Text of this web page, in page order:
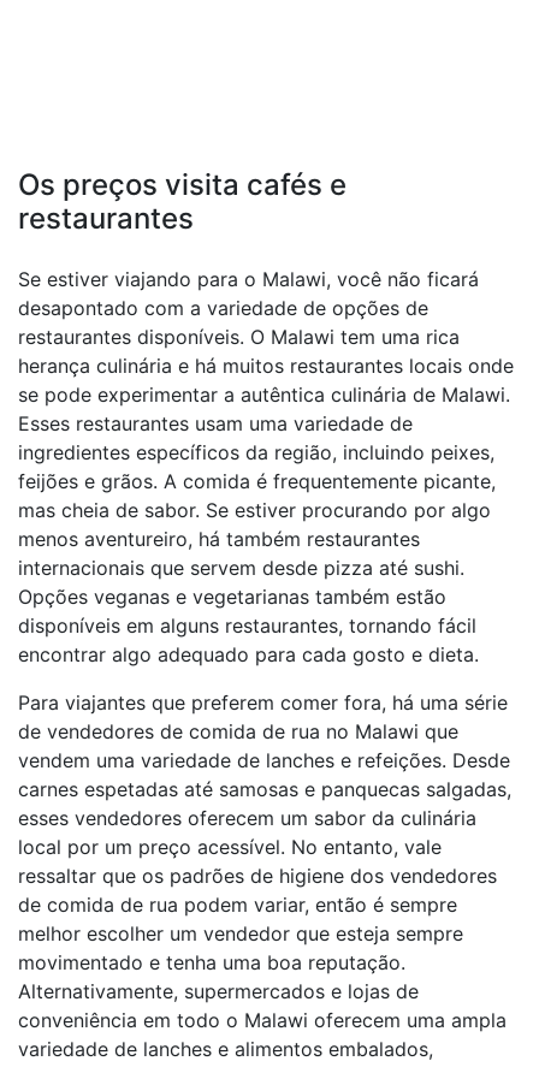
Os preços visita cafés e
restaurantes
Se estiver viajando para o Malawi, você não ficará
desapontado com a variedade de opções de
restaurantes disponíveis. O Malawi tem uma rica
herança culinária e há muitos restaurantes locais onde
se pode experimentar a autêntica culinária de Malawi.
Esses restaurantes usam uma variedade de
ingredientes específicos da região, incluindo peixes,
feijões e grãos. A comida é frequentemente picante,
mas cheia de sabor. Se estiver procurando por algo
menos aventureiro, há também restaurantes
internacionais que servem desde pizza até sushi.
Opções veganas e vegetarianas também estão
disponíveis em alguns restaurantes, tornando fácil
encontrar algo adequado para cada gosto e dieta.
Para viajantes que preferem comer fora, há uma série
de vendedores de comida de rua no Malawi que
vendem uma variedade de lanches e refeições. Desde
carnes espetadas até samosas e panquecas salgadas,
esses vendedores oferecem um sabor da culinária
local por um preço acessível. No entanto, vale
ressaltar que os padrões de higiene dos vendedores
de comida de rua podem variar, então é sempre
melhor escolher um vendedor que esteja sempre
movimentado e tenha uma boa reputação.
Alternativamente, supermercados e lojas de
conveniência em todo o Malawi oferecem uma ampla
variedade de lanches e alimentos embalados,